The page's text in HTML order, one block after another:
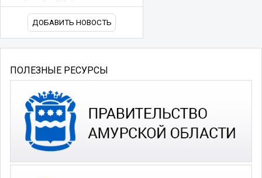
ДОБАВИТЬ НОВОСТЬ
ПОЛЕЗНЫЕ РЕСУРСЫ